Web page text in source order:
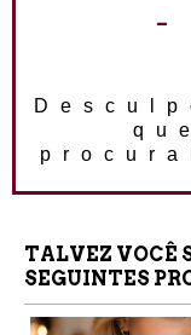
-
TALVEZ VOCÊ
SEGUINTES